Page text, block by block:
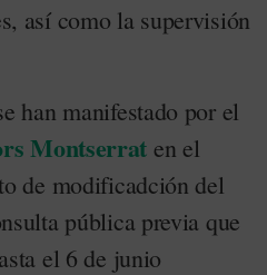
así como la supervisión
han manifestado por el
Montserrat en el
de modificadción del
pública previa que
el 6 de junio